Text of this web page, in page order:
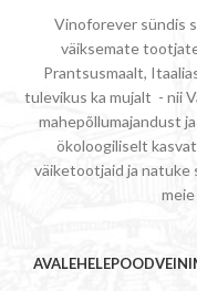
Vinoforever sündis
väiksemate
Prantsusmaalt,
tulevikus ka mujalt - nii
mahepõllumajandust
ökoloogiliselt
väiketootjaid ja natuke
AVALEHELEPOOD